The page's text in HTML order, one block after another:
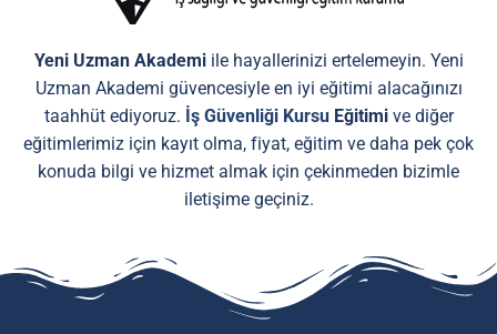
Yeni Uzman Akademiile hayallerinizi ertelemeyin. Yeni
Uzman Akademi güvencesiyle en iyi eğitimi alacağınızı
taahhüt ediyoruz. İş Güvenliği KursuEğitimive diğer
eğitimlerimiz için kayıt olma, fiyat, eğitim ve daha pek çok
konuda bilgi ve hizmet almak için çekinmeden bizimle
iletişime geçiniz.